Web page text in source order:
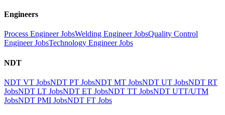
Engineers
Process Engineer JobsWelding Engineer JobsQuality Control
Engineer JobsTechnology Engineer Jobs
NDT
NDT VT JobsNDT PT JobsNDT MT JobsNDT UT JobsNDT RT
JobsNDT LT JobsNDT ET JobsNDT TT JobsNDT UTT/UTM
JobsNDT PMI JobsNDT FT Jobs